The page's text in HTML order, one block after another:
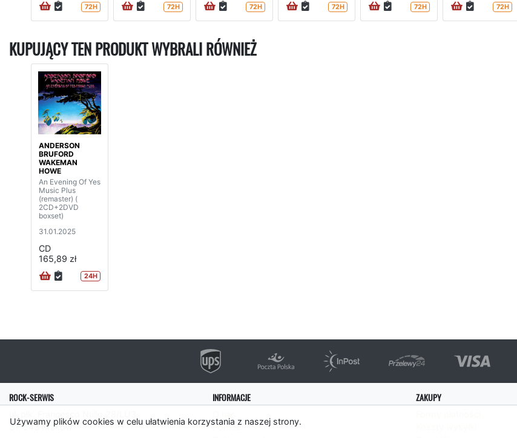
Używamy plików cookies w celu ułatwienia korzystania z naszej strony.
72H 72H 72H 72H 72H 72H
KUPUJĄCY TEN PRODUKT WYBRALI RÓWNIEŻ
ANDERSON
BRUFORD
WAKEMAN
HOWE
An Evening Of Yes
Music Plus
(remaster) (
2CD+2DVD
boxset)
31.01.2025
CD
165,89 zł
24H
ROCK-SERWIS
31-543 Kraków
INFORMACJE
Pomoc
ZAKUPY